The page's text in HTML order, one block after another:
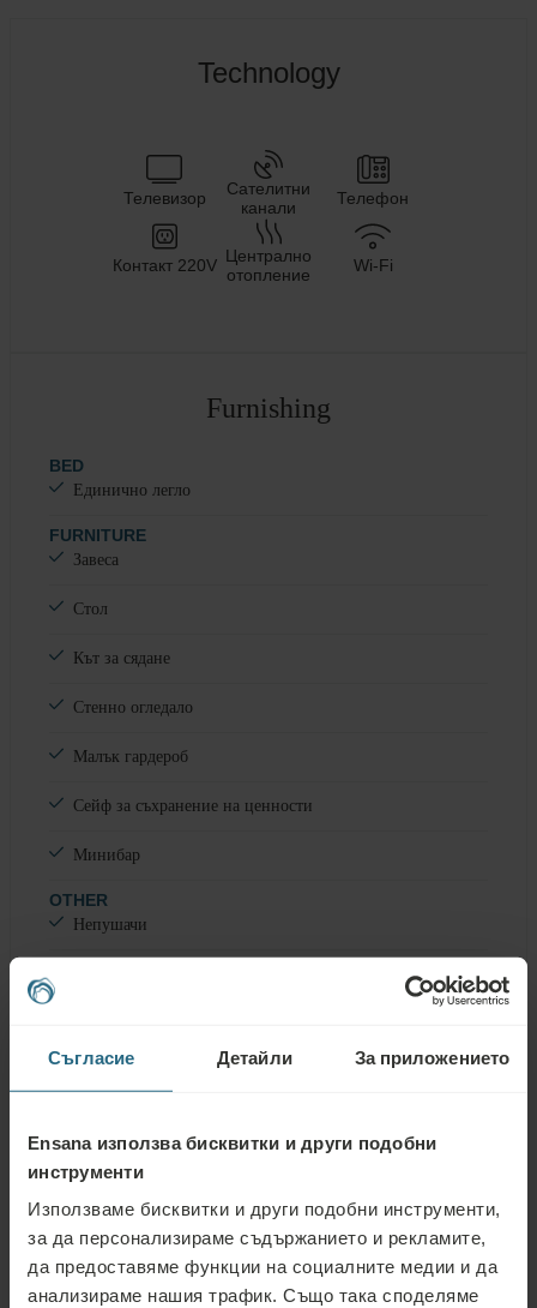
Съгласие Детайли За приложението
Ensana използва бисквитки и други подобни
инструменти
Използваме бисквитки и други подобни инструменти,
за да персонализираме съдържанието и рекламите,
да предоставяме функции на социалните медии и да
анализираме нашия трафик. Също така споделяме
Technology
Телевизор
Сателитни
канали
Телефон
Контакт 220V Централно
отопление
Wi-Fi
Furnishing
BED
Единично легло
FURNITURE
Завеса
Стол
Кът за сядане
Стенно огледало
Малък гардероб
Сейф за съхранение на ценности
Минибар
OTHER
Непушачи
Bathroom & Amenities
Тоалетна в банята
Tоалетни принадлежности
Халат